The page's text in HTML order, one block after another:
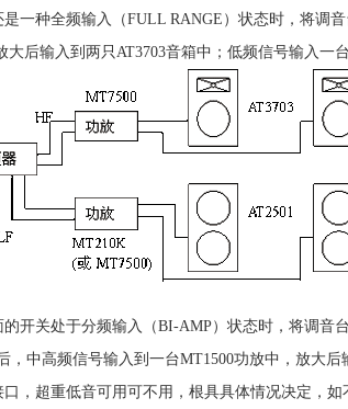
是一种全频输入（FULL RANGE）状态时，将调
大后输入到两只AT3703音箱中；低频信号输入一
的开关处于分频输入（BI-AMP）状态时，将调
，中高频信号输入到一台MT1500功放中，放大
口，超重低音可用可不用，根具具体情况决定，